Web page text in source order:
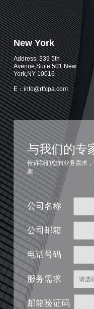
New York
Address: 339 5th
Avenue,Suite 501 New
York,NY 10016
E：info@rtfcpa.com
与我们的专
告诉我们您的业务需求
案
公司名称
公司邮箱
电话号码
服务需求
邮箱验证码